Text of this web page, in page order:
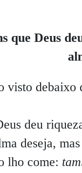
que Deus
visto debaixo
deu
deseja,
lho come: